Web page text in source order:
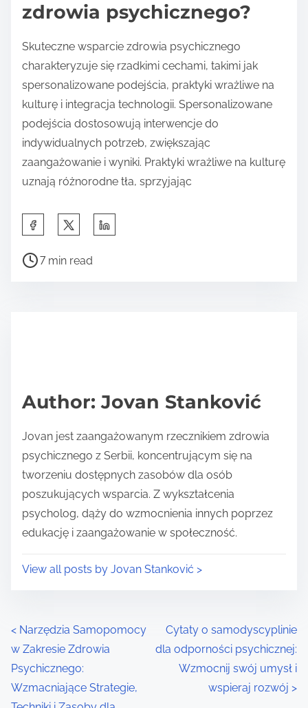
zdrowia psychicznego?
Skuteczne wsparcie zdrowia psychicznego
charakteryzuje się rzadkimi cechami, takimi jak
spersonalizowane podejścia, praktyki wrażliwe na
kulturę i integracja technologii. Spersonalizowane
podejścia dostosowują interwencje do
indywidualnych potrzeb, zwiększając
zaangażowanie i wyniki. Praktyki wrażliwe na kulturę
uznają różnorodne tła, sprzyjając
a
p
s
t
o
n
:
P
t
e
7 min read
Author: Jovan Stanković
Jovan jest zaangażowanym rzecznikiem zdrowia
psychicznego z Serbii, koncentrującym się na
tworzeniu dostępnych zasobów dla osób
poszukujących wsparcia. Z wykształcenia
psycholog, dąży do wzmocnienia innych poprzez
edukację i zaangażowanie w społeczność.
View all posts by Jovan Stanković >
P
o
s
< Narzędzia Samopomocy
w Zakresie Zdrowia
Psychicznego:
Wzmacniające Strategie,
Cytaty o samodyscyplinie
dla odporności psychicznej:
Wzmocnij swój umysł i
wspieraj rozwój >